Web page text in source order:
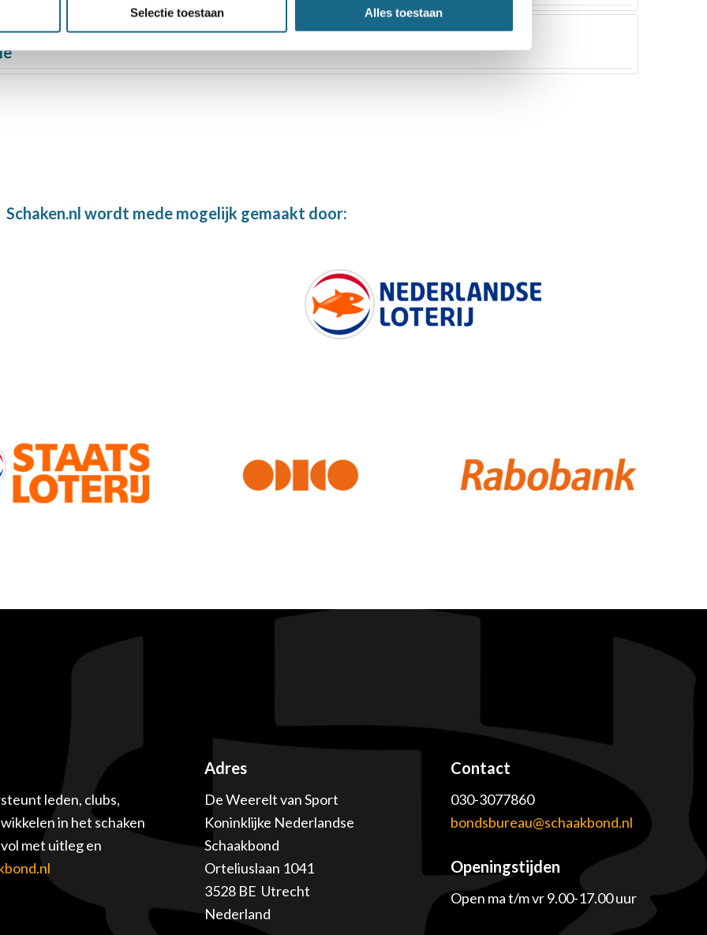
Selectie toestaan Alles toestaan
Schaken.nl wordt mede mogelijk gemaakt door:
leden, clubs,
in het schaken
met uitleg en
Adres
De Weerelt van Sport
Koninklijke Nederlandse
Schaakbond
Orteliuslaan 1041
3528 BE Utrecht
Nederland
Contact
030-3077860
bondsbureau@schaakbond.nl
Openingstijden
Open ma t/m vr 9.00-17.00 uur